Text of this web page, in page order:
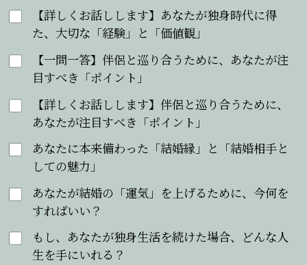
【詳しくお話しします】あなたが独身時代に得
た、大切な「経験」と「価値観」
【一問一答】伴侶と巡り合うために、あなたが注
目すべき「ポイント」
【詳しくお話しします】伴侶と巡り合うために、
あなたが注目すべき「ポイント」
あなたに本来備わった「結婚縁」と「結婚相手と
しての魅力」
あなたが結婚の「運気」を上げるために、今何を
すればいい？
もし、あなたが独身生活を続けた場合、どんな人
生を手にいれる？